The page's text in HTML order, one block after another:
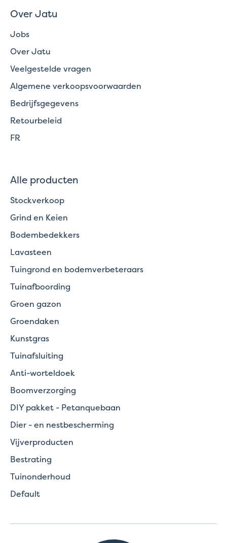
Over Jatu
Jobs
Over Jatu
Veelgestelde vragen
Algemene verkoopsvoorwaarden
Bedrijfsgegevens
Retourbeleid
FR
Alle producten
Stockverkoop
Grind en Keien
Bodembedekkers
Lavasteen
Tuingrond en bodemverbeteraars
Tuinafboording
Groen gazon
Groendaken
Kunstgras
Tuinafsluiting
Anti-worteldoek
Boomverzorging
DIY pakket - Petanquebaan
Dier - en nestbescherming
Vijverproducten
Bestrating
Tuinonderhoud
Default